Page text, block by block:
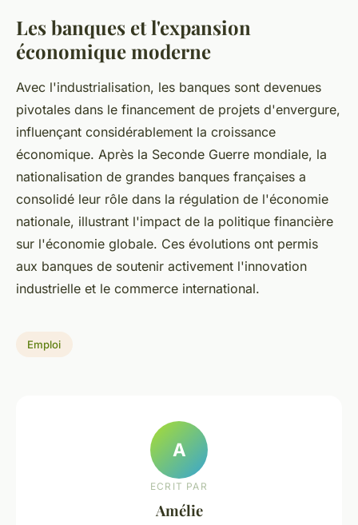
Les banques et l'expansion
économique moderne
Avec l'industrialisation, les banques sont devenues
pivotales dans le financement de projets d'envergure,
influençant considérablement la croissance
économique. Après la Seconde Guerre mondiale, la
nationalisation de grandes banques françaises a
consolidé leur rôle dans la régulation de l'économie
nationale, illustrant l'impact de la politique financière
sur l'économie globale. Ces évolutions ont permis
aux banques de soutenir activement l'innovation
industrielle et le commerce international.
Emploi
A
ECRIT PAR
Amélie